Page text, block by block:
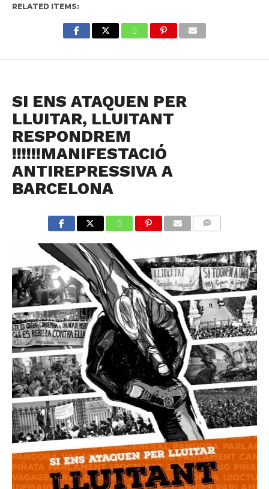
RELATED ITEMS:
SI ENS ATAQUEN PER
LLUITAR, LLUITANT
RESPONDREM
!!!!!!MANIFESTACIÓ
ANTIREPRESSIVA A
BARCELONA